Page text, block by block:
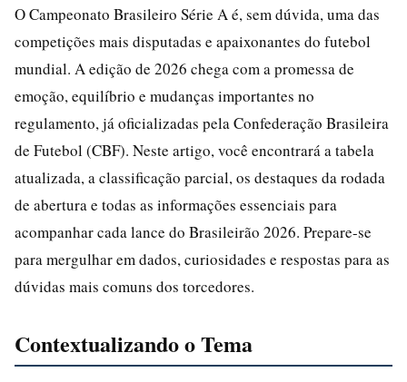
O Campeonato Brasileiro Série A é, sem dúvida, uma das
competições mais disputadas e apaixonantes do futebol
mundial. A edição de 2026 chega com a promessa de
emoção, equilíbrio e mudanças importantes no
regulamento, já oficializadas pela Confederação Brasileira
de Futebol (CBF). Neste artigo, você encontrará a tabela
atualizada, a classificação parcial, os destaques da rodada
de abertura e todas as informações essenciais para
acompanhar cada lance do Brasileirão 2026. Prepare-se
para mergulhar em dados, curiosidades e respostas para as
dúvidas mais comuns dos torcedores.
Contextualizando o Tema